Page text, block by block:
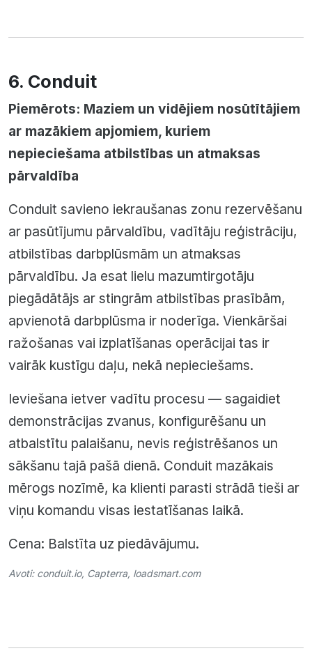
6. Conduit
Piemērots: Maziem un vidējiem nosūtītājiem
ar mazākiem apjomiem, kuriem
nepieciešama atbilstības un atmaksas
pārvaldība
Conduit savieno iekraušanas zonu rezervēšanu
ar pasūtījumu pārvaldību, vadītāju reģistrāciju,
atbilstības darbplūsmām un atmaksas
pārvaldību. Ja esat lielu mazumtirgotāju
piegādātājs ar stingrām atbilstības prasībām,
apvienotā darbplūsma ir noderīga. Vienkāršai
ražošanas vai izplatīšanas operācijai tas ir
vairāk kustīgu daļu, nekā nepieciešams.
Ieviešana ietver vadītu procesu — sagaidiet
demonstrācijas zvanus, konfigurēšanu un
atbalstītu palaišanu, nevis reģistrēšanos un
sākšanu tajā pašā dienā. Conduit mazākais
mērogs nozīmē, ka klienti parasti strādā tieši ar
viņu komandu visas iestatīšanas laikā.
Cena: Balstīta uz piedāvājumu.
Avoti: conduit.io, Capterra, loadsmart.com